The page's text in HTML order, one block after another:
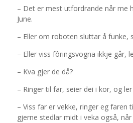
– Det er mest utfordrande når me
June.
– Eller om roboten sluttar å funke,
– Eller viss fôringsvogna ikkje går,
– Kva gjer de då?
– Ringer til far, seier dei i kor, og
– Viss far er vekke, ringer eg faren
gjerne stedlar midt i veka også,